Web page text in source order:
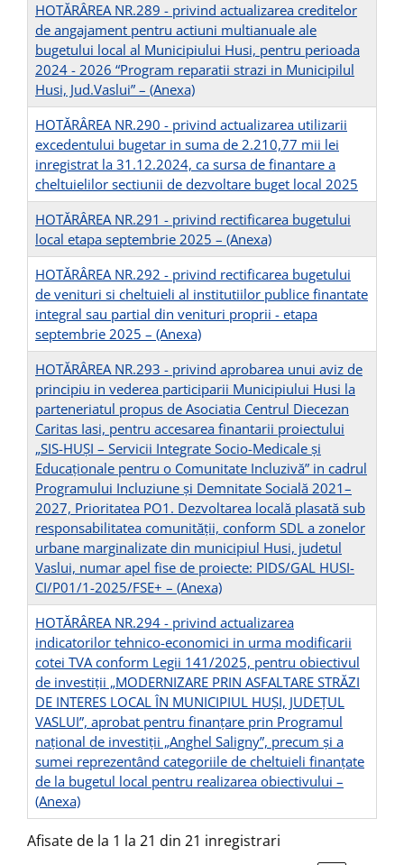
HOTĂRÂREA NR.289 - privind actualizarea creditelor
de angajament pentru actiuni multianuale ale
bugetului local al Municipiului Husi, pentru perioada
2024 - 2026 “Program reparatii strazi in Municipilul
Husi, Jud.Vaslui” – (Anexa)
HOTĂRÂREA NR.290 - privind actualizarea utilizarii
excedentului bugetar in suma de 2.210,77 mii lei
inregistrat la 31.12.2024, ca sursa de finantare a
cheltuielilor sectiunii de dezvoltare buget local 2025
HOTĂRÂREA NR.291 - privind rectificarea bugetului
local etapa septembrie 2025 – (Anexa)
HOTĂRÂREA NR.292 - privind rectificarea bugetului
de venituri si cheltuieli al institutiilor publice finantate
integral sau partial din venituri proprii - etapa
septembrie 2025 – (Anexa)
HOTĂRÂREA NR.293 - privind aprobarea unui aviz de
principiu in vederea participarii Municipiului Husi la
parteneriatul propus de Asociatia Centrul Diecezan
Caritas Iasi, pentru accesarea finantarii proiectului
„SIS-HUȘI – Servicii Integrate Socio-Medicale și
Educaționale pentru o Comunitate Incluzivă” in cadrul
Programului Incluziune și Demnitate Socială 2021–
2027, Prioritatea PO1. Dezvoltarea locală plasată sub
responsabilitatea comunității, conform SDL a zonelor
urbane marginalizate din municipiul Husi, judetul
Vaslui, numar apel fise de proiecte: PIDS/GAL HUSI-
CI/P01/1-2025/FSE+ – (Anexa)
HOTĂRÂREA NR.294 - privind actualizarea
indicatorilor tehnico-economici in urma modificarii
cotei TVA conform Legii 141/2025, pentru obiectivul
de investiții „MODERNIZARE PRIN ASFALTARE STRĂZI
DE INTERES LOCAL ÎN MUNICIPIUL HUȘI, JUDEȚUL
VASLUI”, aprobat pentru finanțare prin Programul
național de investiții „Anghel Saligny”, precum și a
sumei reprezentând categoriile de cheltuieli finanțate
de la bugetul local pentru realizarea obiectivului –
(Anexa)
Afisate de la 1 la 21 din 21 inregistrari